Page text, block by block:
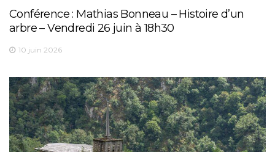
Conférence : Mathias Bonneau – Histoire d’un
arbre – Vendredi 26 juin à 18h30
10 juin 2026